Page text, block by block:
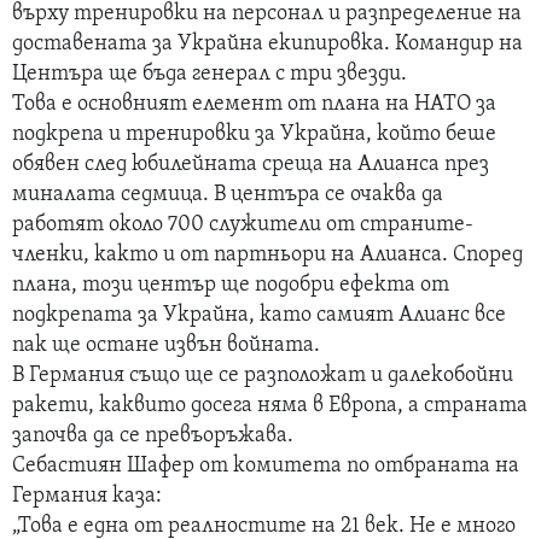
върху тренировки на персонал и разпределение на
доставената за Украйна екипировка. Командир на
Центъра ще бъда генерал с три звезди.
Това е основният елемент от плана на НАТО за
подкрепа и тренировки за Украйна, който беше
обявен след юбилейната среща на Алианса през
миналата седмица. В центъра се очаква да
работят около 700 служители от страните-
членки, както и от партньори на Алианса. Според
плана, този център ще подобри ефекта от
подкрепата за Украйна, като самият Алианс все
пак ще остане извън войната.
В Германия също ще се разположат и далекобойни
ракети, каквито досега няма в Европа, а страната
започва да се превъоръжава.
Себастиян Шафер от комитета по отбраната на
Германия каза:
„Това е една от реалностите на 21 век. Не е много